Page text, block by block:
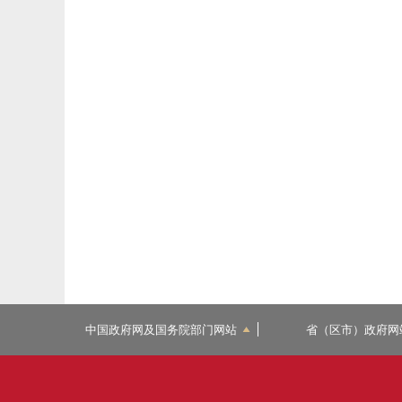
中国政府网及国务院部门网站 省（区市）政府网